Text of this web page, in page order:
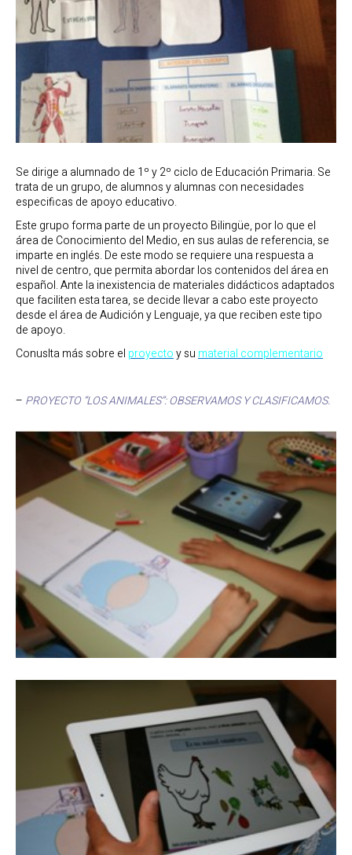
Se dirige a alumnado de 1º y 2º ciclo de Educación Primaria. Se
trata de un grupo, de alumnos y alumnas con necesidades
especificas de apoyo educativo.
Este grupo forma parte de un proyecto Bilingüe, por lo que el
área de Conocimiento del Medio, en sus aulas de referencia, se
imparte en inglés. De este modo se requiere una respuesta a
nivel de centro, que permita abordar los contenidos del área en
español. Ante la inexistencia de materiales didácticos adaptados
que faciliten esta tarea, se decide llevar a cabo este proyecto
desde el área de Audición y Lenguaje, ya que reciben este tipo
de apoyo.
Conuslta más sobre el proyectoy su material complementario
– PROYECTO “LOS ANIMALES”: OBSERVAMOS Y CLASIFICAMOS.